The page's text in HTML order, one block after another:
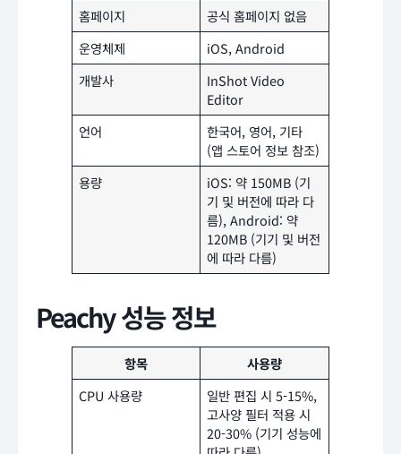
홈페이지
공식 홈페이지 없음
운영체제
iOS, Android
개발사
InShot Video
Editor
언어
한국어, 영어, 기타
(앱 스토어 정보 참조)
용량
iOS: 약 150MB (기
기 및 버전에 따라 다
름), Android: 약
120MB (기기 및 버전
에 따라 다름)
Peachy 성능 정보
항목
사용량
CPU 사용량
일반 편집 시 5-15%,
고사양 필터 적용 시
20-30% (기기 성능에